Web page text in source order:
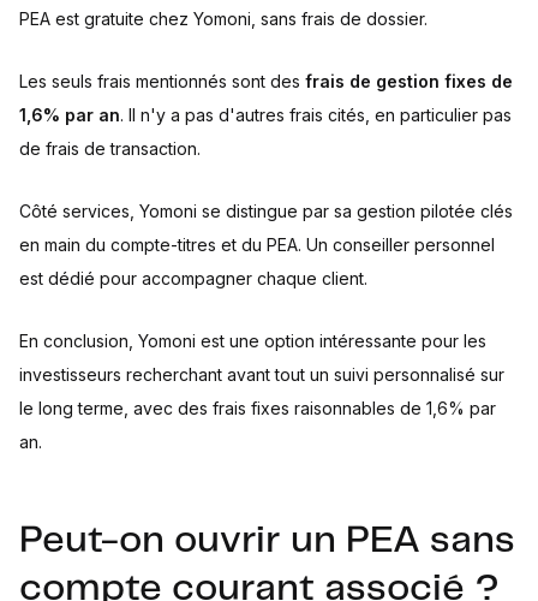
PEA est gratuite chez Yomoni, sans frais de dossier.
Les seuls frais mentionnés sont des frais de gestion fixes de
1,6% par an. Il n'y a pas d'autres frais cités, en particulier pas
de frais de transaction.
Côté services, Yomoni se distingue par sa gestion pilotée clés
en main du compte-titres et du PEA. Un conseiller personnel
est dédié pour accompagner chaque client.
En conclusion, Yomoni est une option intéressante pour les
investisseurs recherchant avant tout un suivi personnalisé sur
le long terme, avec des frais fixes raisonnables de 1,6% par
an.
Peut-on ouvrir un PEA sans
compte courant associé ?